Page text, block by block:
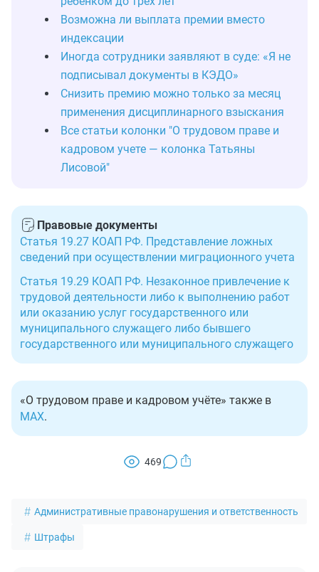
Возможна ли выплата премии вместо
индексации
Иногда сотрудники заявляют в суде: «Я не
подписывал документы в КЭДО»
Снизить премию можно только за месяц
применения дисциплинарного взыскания
Все статьи колонки "О трудовом праве и
кадровом учете — колонка Татьяны
Лисовой"
Правовые документы
Статья 19.27 КОАП РФ. Представление ложных
сведений при осуществлении миграционного учета
Статья 19.29 КОАП РФ. Незаконное привлечение к
трудовой деятельности либо к выполнению работ
или оказанию услуг государственного или
муниципального служащего либо бывшего
государственного или муниципального служащего
«О трудовом праве и кадровом учёте» также в
MAX.
469
Административные правонарушения и ответственность
Штрафы